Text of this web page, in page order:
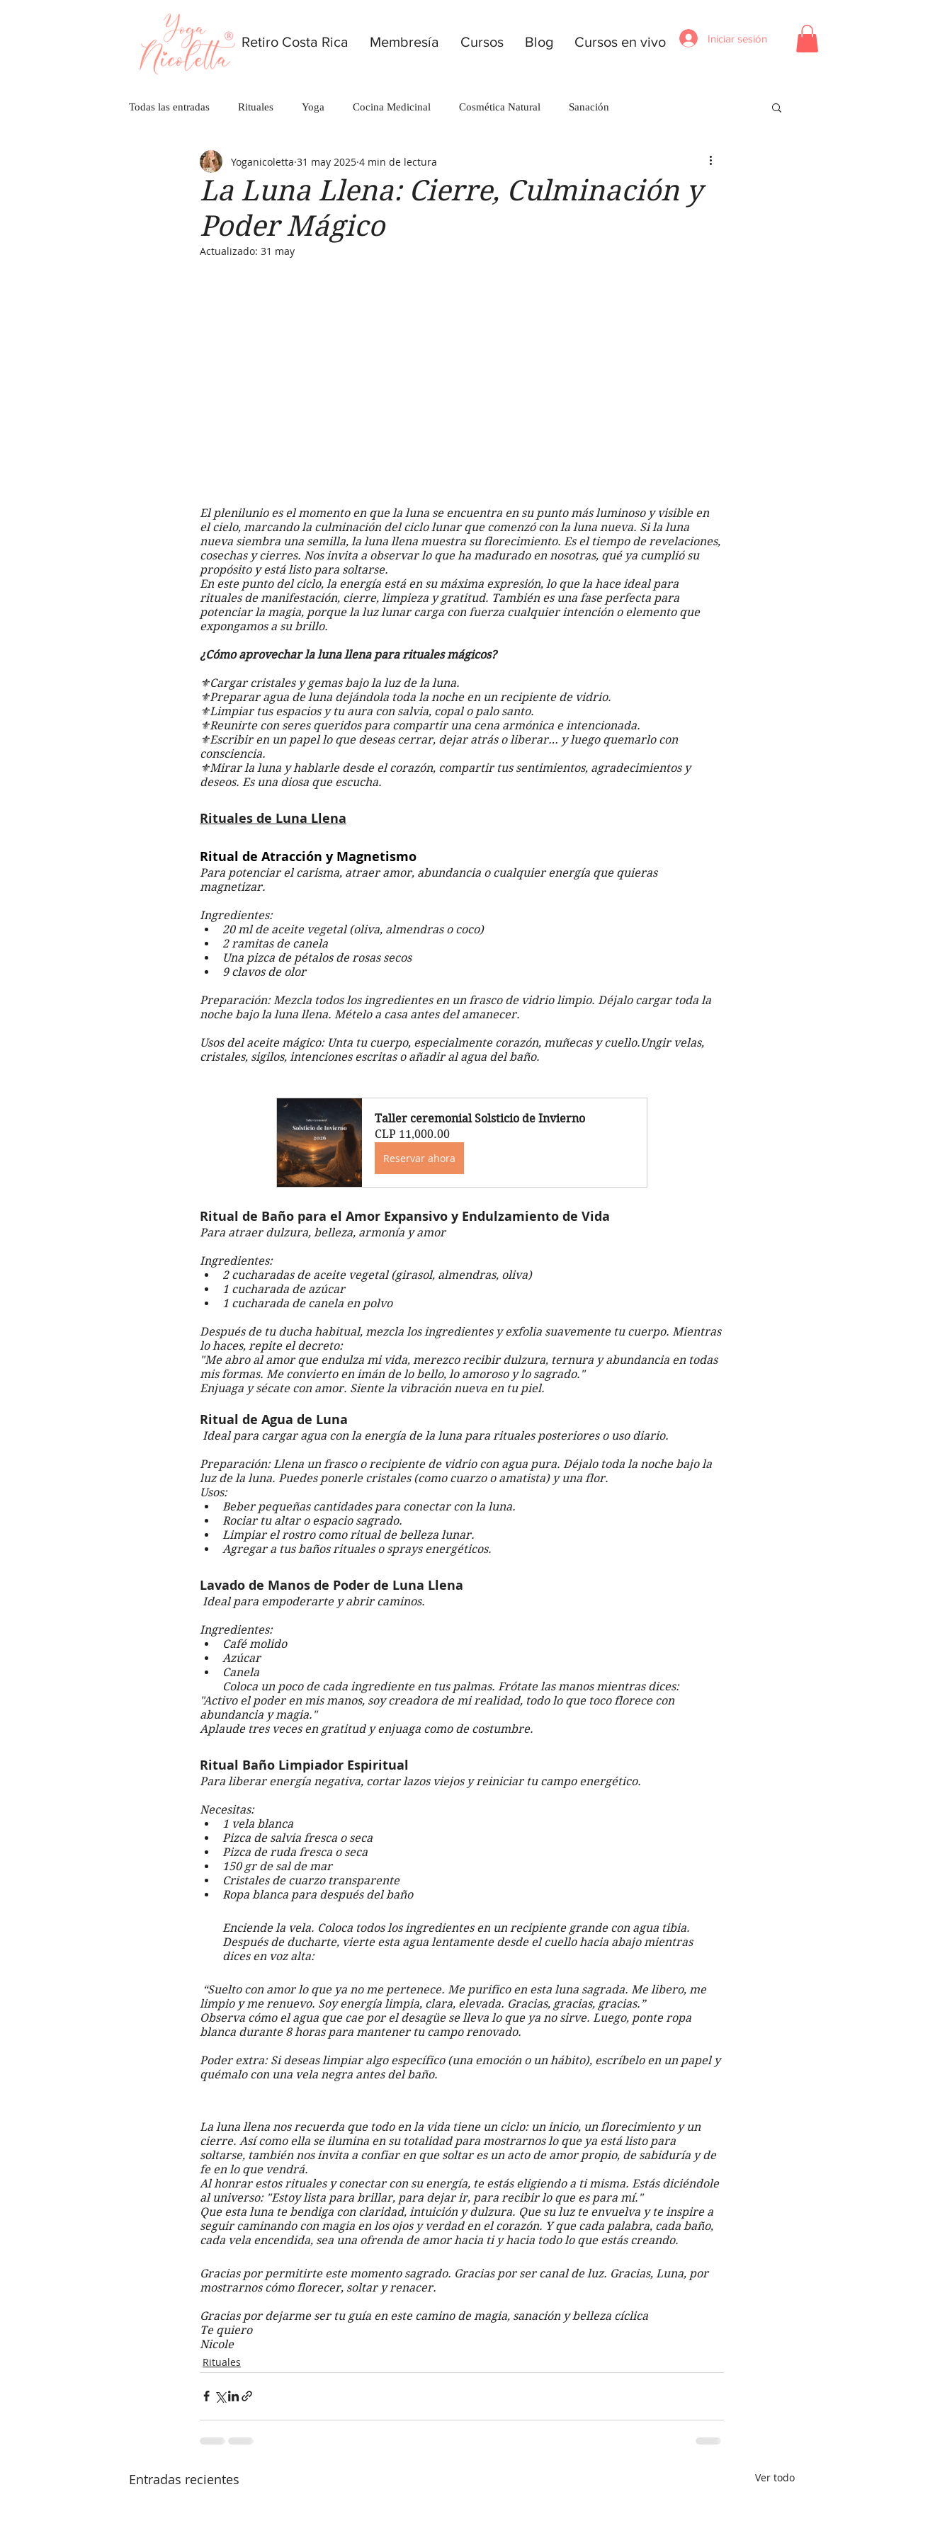
Iniciar sesión
Retiro Costa Rica Membresía Cursos Blog Cursos en vivo
Todas las entradas Rituales Yoga Cocina Medicinal Cosmética Natural Sanación
La Luna Llena: Cierre, Culminación y
Poder Mágico
Yoganicoletta 31 may 2025 4 min de lectura
Actualizado: 31 may
El plenilunio es el momento en que la luna se encuentra en su punto más luminoso y visible en
el cielo, marcando la culminación del ciclo lunar que comenzó con la luna nueva. Si la luna
nueva siembra una semilla, la luna llena muestra su florecimiento. Es el tiempo de revelaciones,
cosechas y cierres. Nos invita a observar lo que ha madurado en nosotras, qué ya cumplió su
propósito y está listo para soltarse.
En este punto del ciclo, la energía está en su máxima expresión, lo que la hace ideal para
rituales de manifestación, cierre, limpieza y gratitud. También es una fase perfecta para
potenciar la magia, porque la luz lunar carga con fuerza cualquier intención o elemento que
expongamos a su brillo.
¿Cómo aprovechar la luna llena para rituales mágicos?
⚜️Cargar cristales y gemas bajo la luz de la luna.
⚜️Preparar agua de luna dejándola toda la noche en un recipiente de vidrio.
⚜️Limpiar tus espacios y tu aura con salvia, copal o palo santo.
⚜️Reunirte con seres queridos para compartir una cena armónica e intencionada.
⚜️Escribir en un papel lo que deseas cerrar, dejar atrás o liberar… y luego quemarlo con
consciencia.
⚜️Mirar la luna y hablarle desde el corazón, compartir tus sentimientos, agradecimientos y
deseos. Es una diosa que escucha.
Rituales de Luna Llena
Ritual de Atracción y Magnetismo
Para potenciar el carisma, atraer amor, abundancia o cualquier energía que quieras
magnetizar.
Ingredientes:
20 ml de aceite vegetal (oliva, almendras o coco)
2 ramitas de canela
Una pizca de pétalos de rosas secos
9 clavos de olor
Preparación: Mezcla todos los ingredientes en un frasco de vidrio limpio. Déjalo cargar toda la
noche bajo la luna llena. Mételo a casa antes del amanecer.
Usos del aceite mágico: Unta tu cuerpo, especialmente corazón, muñecas y cuello.Ungir velas,
cristales, sigilos, intenciones escritas o añadir al agua del baño.
Taller ceremonial Solsticio de Invierno
CLP 11,000.00
Reservar ahora
Ritual de Baño para el Amor Expansivo y Endulzamiento de Vida
Para atraer dulzura, belleza, armonía y amor
Ingredientes:
2 cucharadas de aceite vegetal (girasol, almendras, oliva)
1 cucharada de azúcar
1 cucharada de canela en polvo
Después de tu ducha habitual, mezcla los ingredientes y exfolia suavemente tu cuerpo. Mientras
lo haces, repite el decreto:
"Me abro al amor que endulza mi vida, merezco recibir dulzura, ternura y abundancia en todas
mis formas. Me convierto en imán de lo bello, lo amoroso y lo sagrado."
Enjuaga y sécate con amor. Siente la vibración nueva en tu piel.
Ritual de Agua de Luna
Ideal para cargar agua con la energía de la luna para rituales posteriores o uso diario.
Preparación: Llena un frasco o recipiente de vidrio con agua pura. Déjalo toda la noche bajo la
luz de la luna. Puedes ponerle cristales (como cuarzo o amatista) y una flor.
Usos:
Beber pequeñas cantidades para conectar con la luna.
Rociar tu altar o espacio sagrado.
Limpiar el rostro como ritual de belleza lunar.
Agregar a tus baños rituales o sprays energéticos.
Lavado de Manos de Poder de Luna Llena
Ideal para empoderarte y abrir caminos.
Ingredientes:
Café molido
Azúcar
Canela
Coloca un poco de cada ingrediente en tus palmas. Frótate las manos mientras dices:
"Activo el poder en mis manos, soy creadora de mi realidad, todo lo que toco florece con
abundancia y magia."
Aplaude tres veces en gratitud y enjuaga como de costumbre.
Ritual Baño Limpiador Espiritual
Para liberar energía negativa, cortar lazos viejos y reiniciar tu campo energético.
Necesitas:
1 vela blanca
Pizca de salvia fresca o seca
Pizca de ruda fresca o seca
150 gr de sal de mar
Cristales de cuarzo transparente
Ropa blanca para después del baño
Enciende la vela. Coloca todos los ingredientes en un recipiente grande con agua tibia.
Después de ducharte, vierte esta agua lentamente desde el cuello hacia abajo mientras
dices en voz alta:
limpio y me renuevo. Soy energía limpia, clara, elevada. Gracias, gracias, gracias.”
Observa cómo el agua que cae por el desagüe se lleva lo que ya no sirve. Luego, ponte ropa
blanca durante 8 horas para mantener tu campo renovado.
Poder extra: Si deseas limpiar algo específico (una emoción o un hábito), escríbelo en un papel y
quémalo con una vela negra antes del baño.
La luna llena nos recuerda que todo en la vida tiene un ciclo: un inicio, un florecimiento y un
cierre. Así como ella se ilumina en su totalidad para mostrarnos lo que ya está listo para
soltarse, también nos invita a confiar en que soltar es un acto de amor propio, de sabiduría y de
fe en lo que vendrá.
Al honrar estos rituales y conectar con su energía, te estás eligiendo a ti misma. Estás diciéndole
al universo: "Estoy lista para brillar, para dejar ir, para recibir lo que es para mí."
Que esta luna te bendiga con claridad, intuición y dulzura. Que su luz te envuelva y te inspire a
seguir caminando con magia en los ojos y verdad en el corazón. Y que cada palabra, cada baño,
cada vela encendida, sea una ofrenda de amor hacia ti y hacia todo lo que estás creando.
Gracias por permitirte este momento sagrado. Gracias por ser canal de luz. Gracias, Luna, por
mostrarnos cómo florecer, soltar y renacer.
Gracias por dejarme ser tu guía en este camino de magia, sanación y belleza cíclica
Te quiero
Nicole
Rituales
Entradas recientes Ver todo